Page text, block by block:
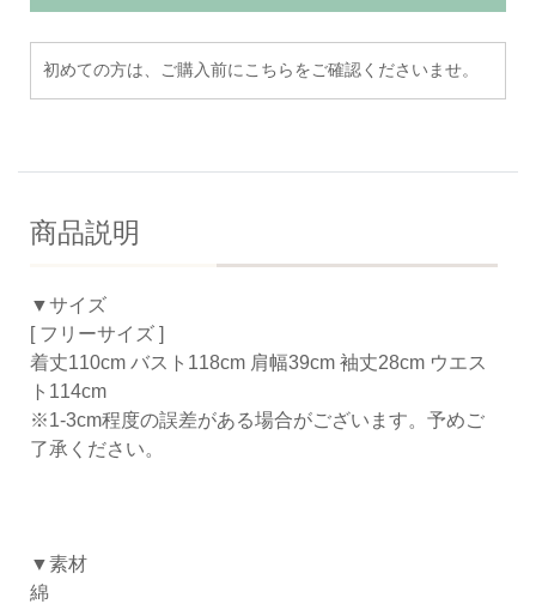
初めての方は、ご購入前にこちらをご確認くださいませ。
商品説明
▼サイズ
[ フリーサイズ ]
着丈110cm バスト118cm 肩幅39cm 袖丈28cm ウエス
ト114cm
※1-3cm程度の誤差がある場合がございます。予めご
了承ください。
▼素材
綿